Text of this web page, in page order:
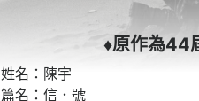
♦原作為44
姓名：陳宇
篇名：信．號